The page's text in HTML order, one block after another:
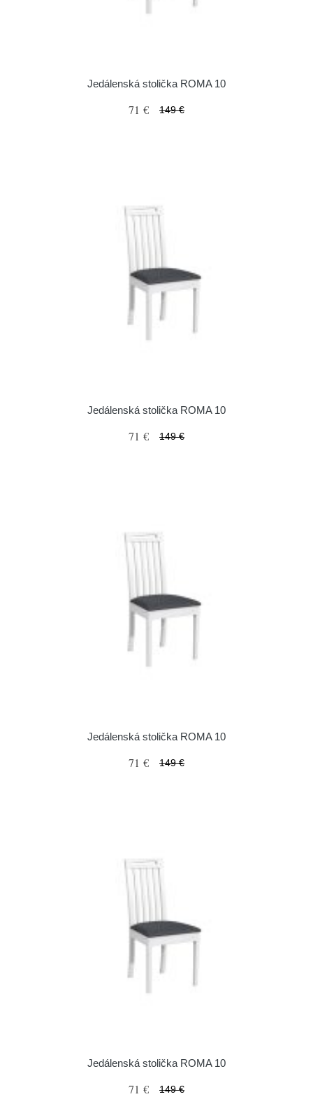
Jedálenská stolička ROMA 10
71 € 149 €
Jedálenská stolička ROMA 10
71 € 149 €
Jedálenská stolička ROMA 10
71 € 149 €
Jedálenská stolička ROMA 10
71 € 149 €